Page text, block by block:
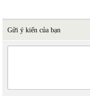
Gửi ý kiến của bạn